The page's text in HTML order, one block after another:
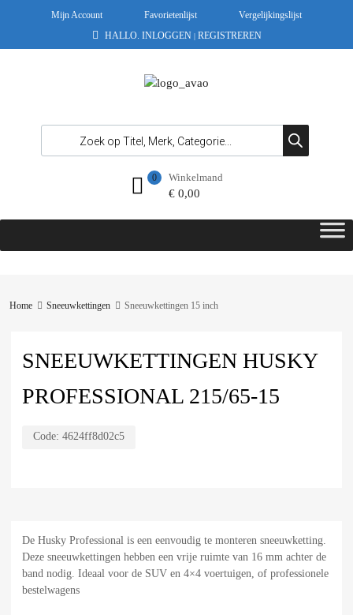
Mijn Account Favorietenlijst
Vergelijkingslijst
HALLO. INLOGGEN | REGISTREREN
Winkelmand
€0,00
0
Home Sneeuwkettingen Sneeuwkettingen 15 inch
SNEEUWKETTINGEN HUSKY
PROFESSIONAL 215/65-15
Code: 4624ff8d02c5
De Husky Professional is een eenvoudig te monteren sneeuwketting.
Deze sneeuwkettingen hebben een vrije ruimte van 16 mm achter de
band nodig. Ideaal voor de SUV en 4×4 voertuigen, of professionele
bestelwagens